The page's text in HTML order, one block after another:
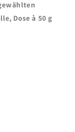
Dose à 50 g